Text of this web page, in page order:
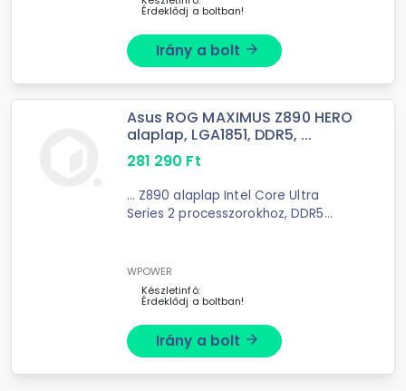
Érdeklődj a boltban!
Irány a bolt arrow_forward
Asus ROG MAXIMUS Z890 HERO
alaplap, LGA1851, DDR5, ...
281 290 Ft
... Z890 alaplap Intel Core Ultra
Series 2 processzorokhoz, DDR5
portokkal ...
WPOWER
Készletinfó:
Érdeklődj a boltban!
Irány a bolt arrow_forward